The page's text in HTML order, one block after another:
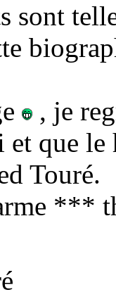
sont
, je
que le
Touré.
***